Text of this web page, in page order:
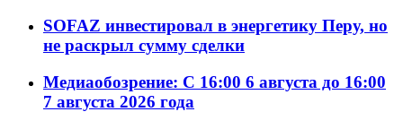
SOFAZ инвестировал в энергетику Перу, но
не раскрыл сумму сделки
Медиаобозрение: С 16:00 6 августа до 16:00
7 августа 2026 года